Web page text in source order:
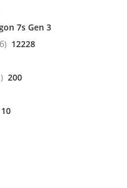
7s Gen 3
12228
200